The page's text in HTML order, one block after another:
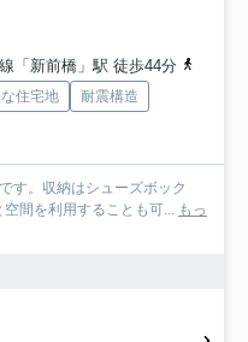
「新前橋」駅 徒歩44分
住宅地
耐震構造
す。収納はシューズボック
間を利用することも可... もっ